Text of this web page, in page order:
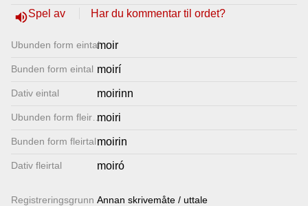
volume_upSpel av Har du kommentar til ordet?
Ubunden form eintalmoir
Bunden form eintal moirí
Dativ eintal moirinn
Ubunden form fleirtal
moiri
Bunden form fleirtalmoirin
Dativ fleirtal moiró
Registrerings­grunn Annan skrivemåte / uttale